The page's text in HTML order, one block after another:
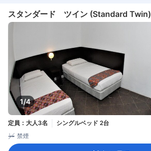
スタンダード ツイン (Standard Twin)
1/4
定員：大人3名
シングルベッド 2台
禁煙